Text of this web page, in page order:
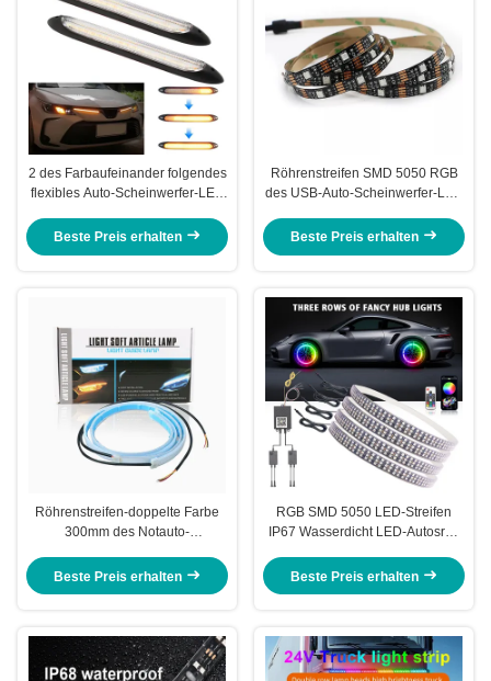
2 des Farbaufeinander folgendes
flexibles Auto-Scheinwerfer-LED
DRL
Beste Preis erhalten
Röhrenstreifen SMD 5050 RGB
des USB-Auto-Scheinwerfer-LED
Beste Preis erhalten
Röhrenstreifen-doppelte Farbe
300mm des Notauto-
600mm
Beste Preis erhalten
RGB SMD 5050 LED-Streifen
IP67 Wasserdicht LED-Autosrad
für Felgen mit App Control
Beste Preis erhalten